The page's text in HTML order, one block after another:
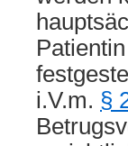
i.V.m. §